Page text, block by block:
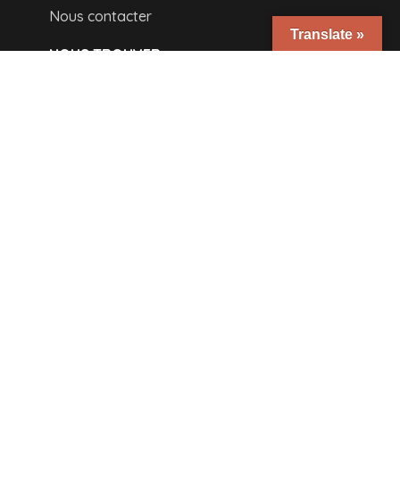
Nous contacter
NOUS TROUVER
Translate »